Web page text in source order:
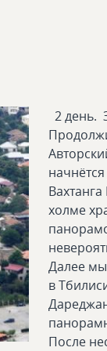
2 день.
холме
Далее
в
После